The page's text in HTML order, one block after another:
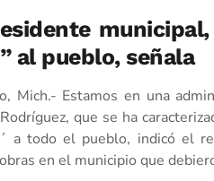
al pueblo, señala
Mich.- Estamos en una
que se ha
a todo el pueblo, indicó el
en el municipio que